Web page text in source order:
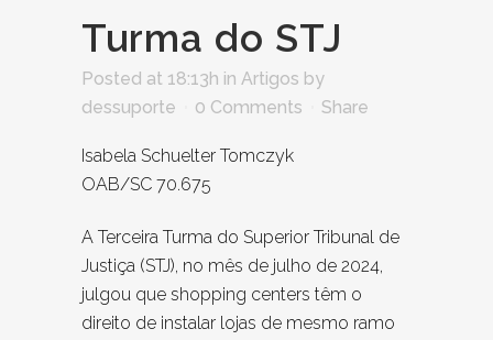
Turma do STJ
Posted at 18:13h in Artigos by
dessuporte
0 Comments Share
Isabela Schuelter Tomczyk
OAB/SC 70.675
A Terceira Turma do Superior Tribunal de
Justiça (STJ), no mês de julho de 2024,
julgou que shopping centers têm o
direito de instalar lojas de mesmo ramo